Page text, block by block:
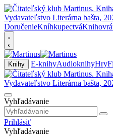
DoručenieKníhkupectvá
Knihy E-knihyAudioknihyHry
Vyhľadávanie
Prihlásiť
Vyhľadávanie